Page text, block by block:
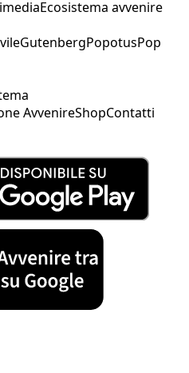
Ecosistema avvenire
GutenbergPopotusPop
AvvenireShopContatti